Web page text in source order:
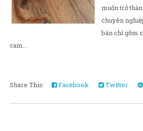
muốn trở
chuyên
bản chỉ gồm
cam...
Share This: Facebook Twitter